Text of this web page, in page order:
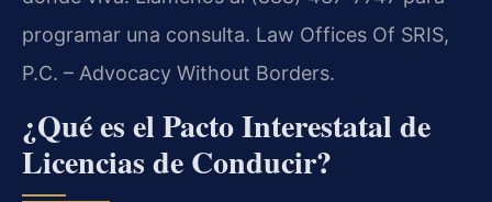
programar una consulta. Law Offices Of SRIS,
P.C. – Advocacy Without Borders.
¿Qué es el Pacto Interestatal de
Licencias de Conducir?